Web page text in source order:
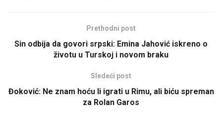
Prethodni post
Sin odbija da govori srpski: Emina Jahović iskreno o
životu u Turskoj i novom braku
Sledeći post
Đoković: Ne znam hoću li igrati u Rimu, ali biću spreman
za Rolan Garos